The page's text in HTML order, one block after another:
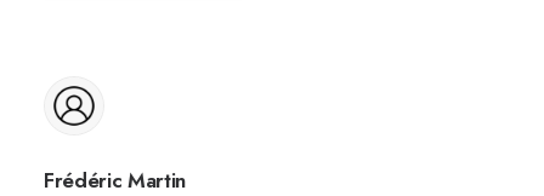
Frédéric Martin